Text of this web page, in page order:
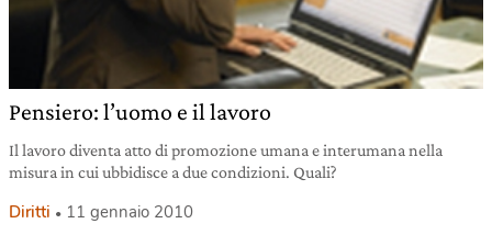
Pensiero: l’uomo e il lavoro
Il lavoro diventa atto di promozione umana e interumana nella
misura in cui ubbidisce a due condizioni. Quali?
Diritti 11 gennaio 2010